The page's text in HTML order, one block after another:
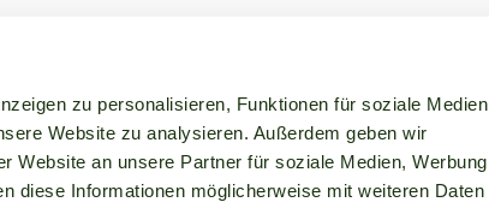
zu personalisieren, Funktionen für soziale Medien
Website zu analysieren. Außerdem geben wir
Website an unsere Partner für soziale Medien, Werbung
diese Informationen möglicherweise mit weiteren Daten